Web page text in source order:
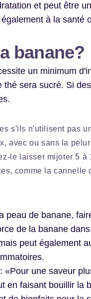
et peut être
à la santé
banane?
un minimum
sera sucré. Si
s'ils n'utilisent pas
avec ou sans la
le laisser mijoter 5 à
comme la cannelle
peau de banane,
de la banane
peut également
une saveur
en faisant bouillir la